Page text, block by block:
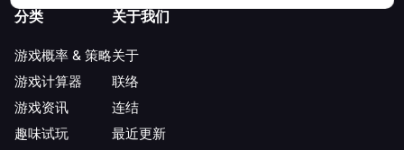
分类
游戏概率 & 策略
游戏计算器
游戏资讯
趣味试玩
关于我们
关于
联络
连结
最近更新